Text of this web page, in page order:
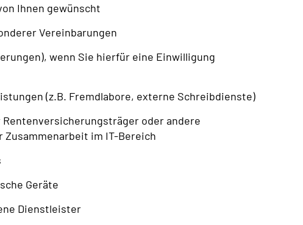
Ihnen gewünscht
Vereinbarungen
wenn Sie hierfür eine Einwilligung
(z.B. Fremdlabore, externe Schreibdienste)
oder andere
im IT-Bereich
Geräte
Dienstleister